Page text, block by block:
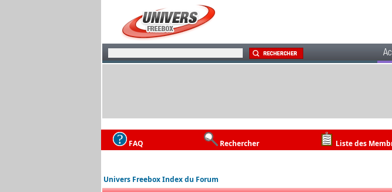
FAQ Rechercher Liste des
Univers Freebox Index du Forum